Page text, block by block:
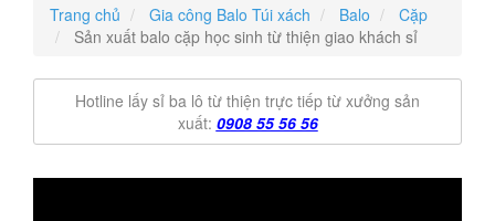
Trang chủ Gia công Balo Túi xách Balo
Cặp
Sản xuất balo cặp học sinh từ thiện giao khách sỉ
Hotline lấy sỉ ba lô từ thiện trực tiếp từ xưởng sản
xuất: 0908 55 56 56